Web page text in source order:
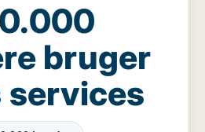
bruger
services